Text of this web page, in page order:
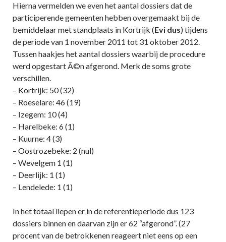
Hierna vermelden we even het aantal dossiers dat de
participerende gemeenten hebben overgemaakt bij de
bemiddelaar met standplaats in Kortrijk (Evi dus) tijdens
de periode van 1 november 2011 tot 31 oktober 2012.
Tussen haakjes het aantal dossiers waarbij de procedure
werd opgestart Ã©n afgerond. Merk de soms grote
verschillen.
– Kortrijk: 50 (32)
– Roeselare: 46 (19)
– Izegem: 10 (4)
– Harelbeke: 6 (1)
– Kuurne: 4 (3)
– Oostrozebeke: 2 (nul)
– Wevelgem 1 (1)
– Deerlijk: 1 (1)
– Lendelede: 1 (1)
In het totaal liepen er in de referentieperiode dus 123
dossiers binnen en daarvan zijn er 62 “afgerond”. (27
procent van de betrokkenen reageert niet eens op een